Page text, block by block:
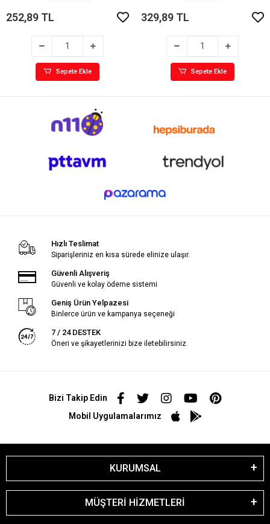
252,89 TL
Sepete Ekle
329,89 TL
Sepete Ekle
Hızlı Teslimat
Siparişleriniz en kısa sürede elinize ulaşır.
Güvenli Alışveriş
Güvenli ve kolay ödeme sistemi
Geniş Ürün Yelpazesi
Binlerce ürün ve kampanya seçeneği
7 / 24 DESTEK
Öneri ve şikayetlerinizi bize iletebilirsiniz.
Bizi Takip Edin
Mobil Uygulamalarımız
KURUMSAL
MÜŞTERİ HİZMETLERİ